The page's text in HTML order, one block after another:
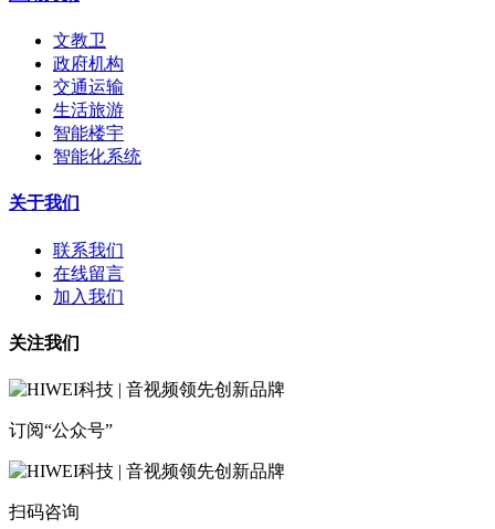
文教卫
政府机构
交通运输
生活旅游
智能楼宇
智能化系统
关于我们
联系我们
在线留言
加入我们
关注我们
订阅“公众号”
扫码咨询